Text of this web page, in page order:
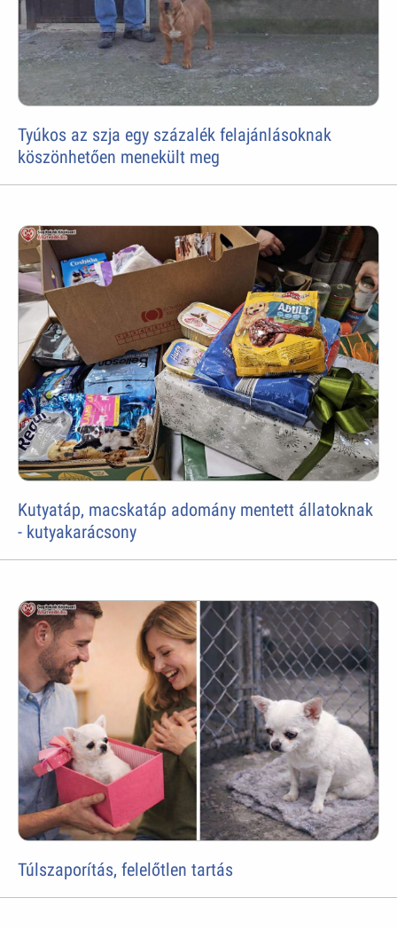
Tyúkos az szja egy százalék felajánlásoknak
köszönhetően menekült meg
Kutyatáp, macskatáp adomány mentett állatoknak
- kutyakarácsony
Túlszaporítás, felelőtlen tartás